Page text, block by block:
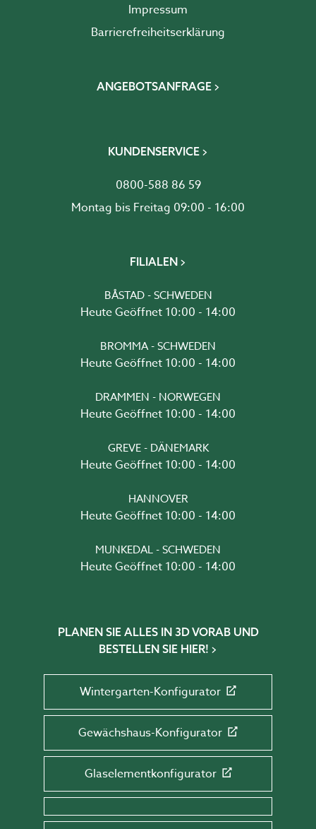
Impressum
Barrierefreiheits­erklärung
ANGEBOTSANFRAGE
KUNDENSERVICE
0800-588 86 59
Montag bis Freitag 09:00 - 16:00
FILIALEN
BÅSTAD - SCHWEDEN
Heute Geöffnet 10:00 - 14:00
BROMMA - SCHWEDEN
Heute Geöffnet 10:00 - 14:00
DRAMMEN - NORWEGEN
Heute Geöffnet 10:00 - 14:00
GREVE - DÄNEMARK
Heute Geöffnet 10:00 - 14:00
HANNOVER
Heute Geöffnet 10:00 - 14:00
MUNKEDAL - SCHWEDEN
Heute Geöffnet 10:00 - 14:00
PLANEN SIE ALLES IN 3D VORAB UND
BESTELLEN SIE HIER!
Wintergarten-Konfigurator
Gewächshaus-Konfigurator
Glaselementkonfigurator